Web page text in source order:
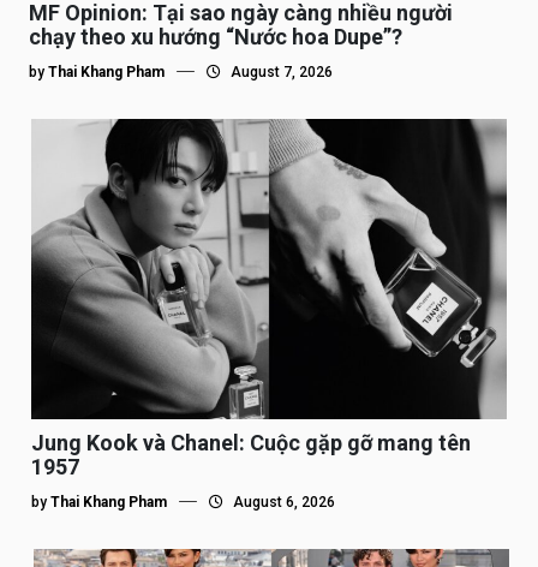
MF Opinion: Tại sao ngày càng nhiều người
chạy theo xu hướng “Nước hoa Dupe”?
by Thai Khang Pham August 7, 2026
Jung Kook và Chanel: Cuộc gặp gỡ mang tên
1957
by Thai Khang Pham August 6, 2026